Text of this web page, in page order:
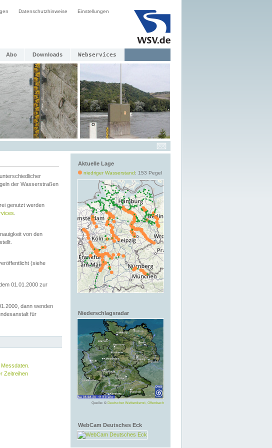
Datenschutzhinweise Einstellungen
Abo Downloads Webservices
Aktuelle Lage
niedriger Wasserstand: 153 Pegel
Niederschlagsradar
Quelle: © Deutscher Wetterdienst, Offenbach
WebCam Deutsches Eck
der Wasserstraßen
genutzt werden
von den
(siehe
01.01.2000 zur
dann wenden
für
Zeitreihen